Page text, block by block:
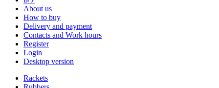
About us
How to buy
Delivery and payment
Contacts and Work hours
Register
Login
Desktop version
Rackets